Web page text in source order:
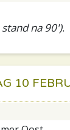
na 90').
10